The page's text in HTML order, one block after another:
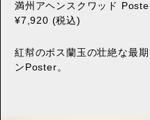
満州アヘンスクワッド
¥7,920 (税込)
紅幇のボス蘭玉の壮絶な最
ンPoster。